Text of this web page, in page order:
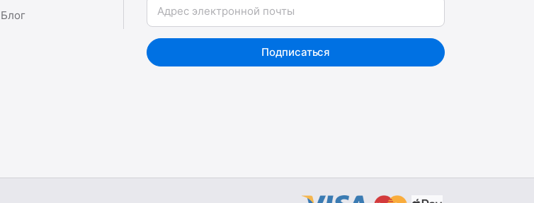
Блог
Подписаться